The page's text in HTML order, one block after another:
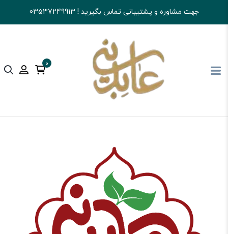
جهت مشاوره و پشتیبانی تماس بگیرید ! 03537249913
0
آجیل و خشکبار عابدینی خرید آجیل آجیل های مخلوط آجیل مخلوط مغز